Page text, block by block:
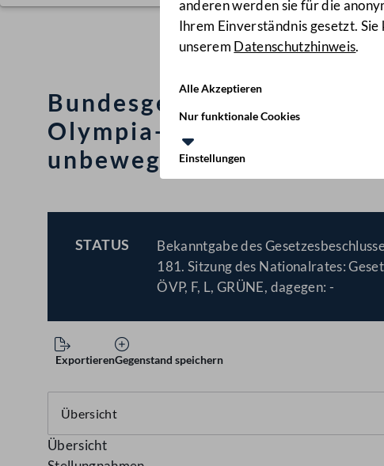
anderen werden sie für die
Ihrem Einverständnis gesetzt.
unserem Datenschutzhinweis.
Alle Akzeptieren
Nur funktionale Cookies
Einstellungen
Bundesgesetz betreffend
Olympia-Eissportzentrum
unbeweglichem
STATUS
BESCHLOSSEN
Bekanntgabe des
181. Sitzung des Nationalrates:
ÖVP, F, L, GRÜNE, dagegen: -
ExportierenGegenstand speichern
Übersicht